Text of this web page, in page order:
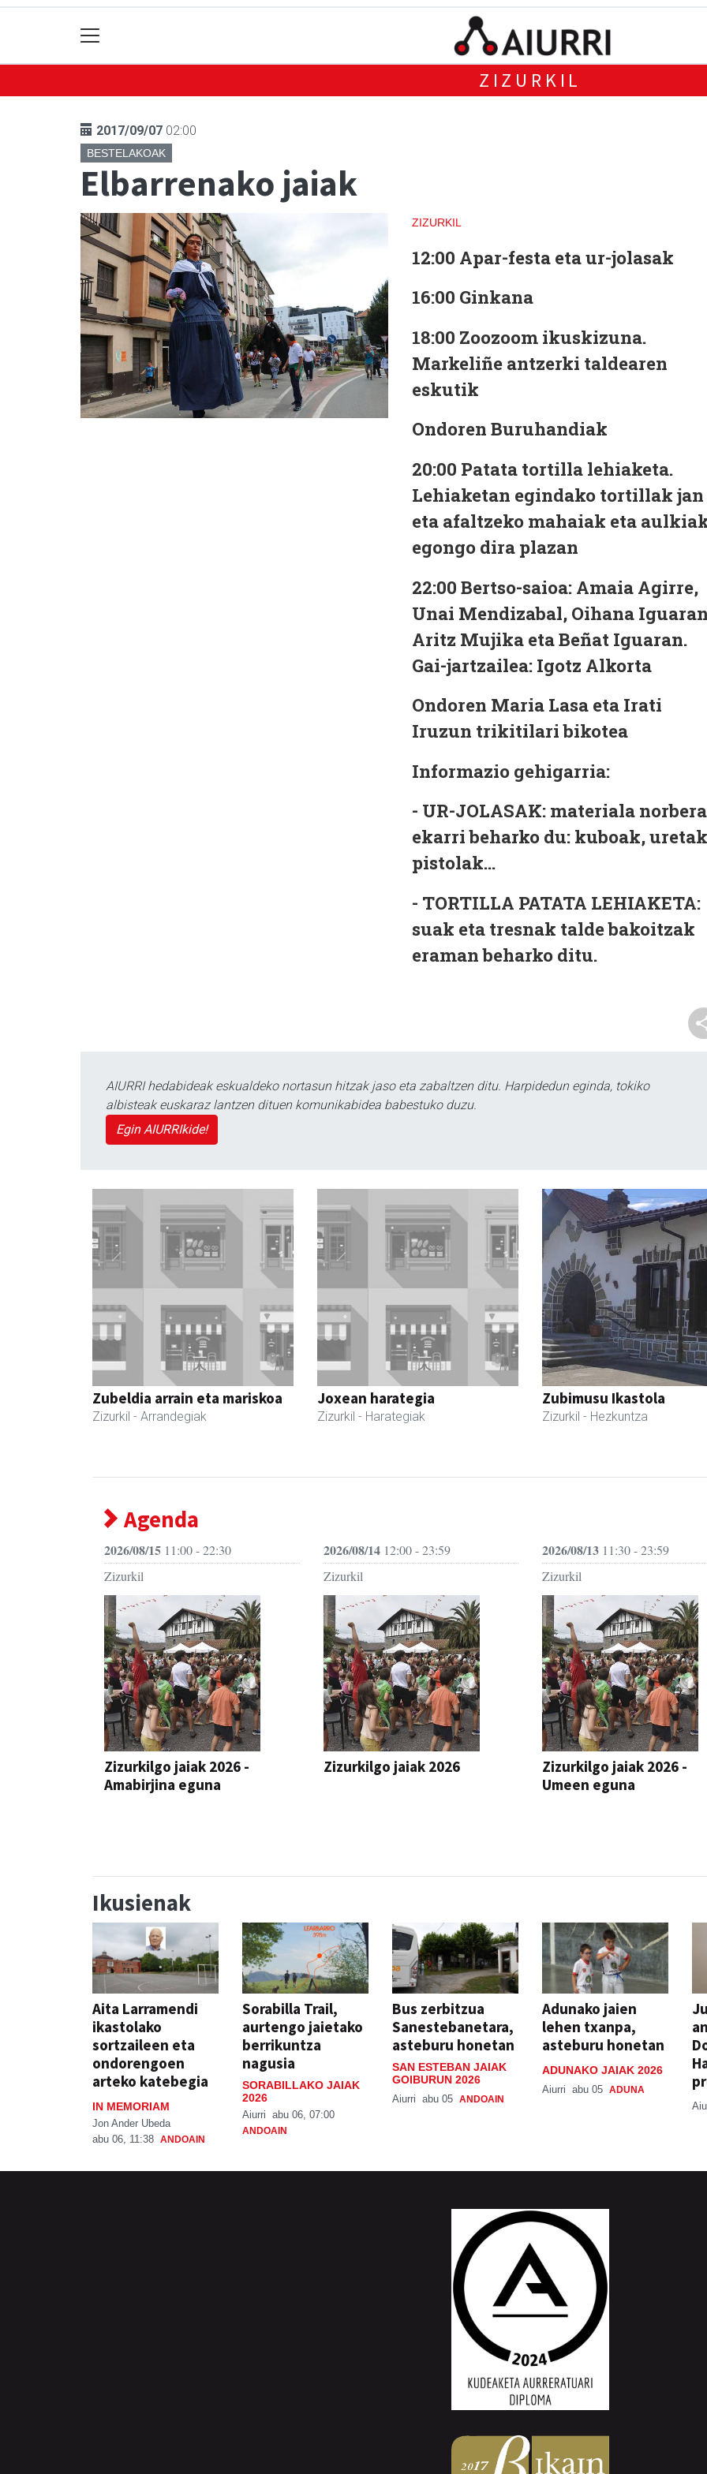
ZIZURKIL
2017/09/07 02:00
BESTELAKOAK
Elbarrenako jaiak
ZIZURKIL
12:00 Apar-festa eta ur-jolasak
16:00 Ginkana
18:00 Zoozoom ikuskizuna.
Markeliñe antzerki taldearen
eskutik
Ondoren Buruhandiak
20:00 Patata tortilla lehiaketa.
Lehiaketan egindako tortillak jan
eta afaltzeko mahaiak eta
egongo dira plazan
22:00 Bertso-saioa: Amaia Agirre,
Unai Mendizabal, Oihana
Aritz Mujika eta Beñat Iguaran.
Gai-jartzailea: Igotz Alkorta
Ondoren Maria Lasa eta Irati
Iruzun trikitilari bikotea
Informazio gehigarria:
- UR-JOLASAK: materiala
ekarri beharko du: kuboak,
pistolak...
- TORTILLA PATATA LEHIAKETA:
suak eta tresnak talde bakoitzak
eraman beharko ditu.
AIURRI hedabideak eskualdeko nortasun hitzak jaso eta zabaltzen ditu. Harpidedun eginda, tokiko
albisteak euskaraz lantzen dituen komunikabidea babestuko duzu.
Egin AIURRIkide!
Zubeldia arrain eta mariskoa
Zizurkil - Arrandegiak
Joxean harategia
Zizurkil - Harategiak
Zubimusu Ikastola
Zizurkil - Hezkuntza
Agenda
2026/08/15 11:00 - 22:30
Zizurkil
Zizurkilgo jaiak 2026 -
Amabirjina eguna
2026/08/1412:00 - 23:59
Zizurkil
Zizurkilgo jaiak 2026
2026/08/13 11:30 - 23:59
Zizurkil
Zizurkilgo jaiak 2026 -
Umeen eguna
Ikusienak
Aita Larramendi
ikastolako
sortzaileen eta
ondorengoen
arteko katebegia
IN MEMORIAM
Jon Ander Ubeda
abu 06, 11:38 ANDOAIN
Sorabilla Trail,
aurtengo jaietako
berrikuntza
nagusia
SORABILLAKO JAIAK
2026
Aiurri abu 06, 07:00
ANDOAIN
Bus zerbitzua
Sanestebanetara,
asteburu honetan
SAN ESTEBAN JAIAK
GOIBURUN 2026
Aiurri abu 05 ANDOAIN
Adunako jaien
lehen txanpa,
asteburu honetan
ADUNAKO JAIAK 2026
Aiurri abu 05 ADUNA